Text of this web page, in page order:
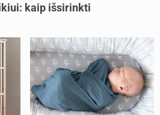
kaip išsirinkti